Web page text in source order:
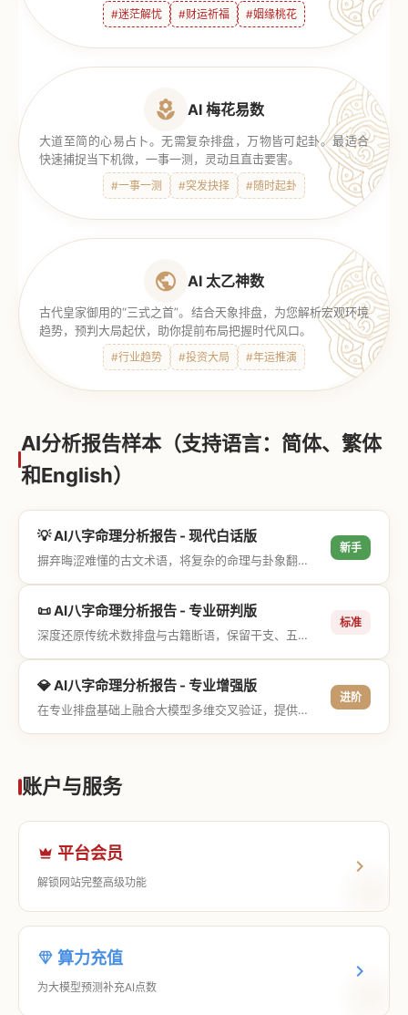
#迷茫解忧 #财运祈福 #姻缘桃花
AI 梅花易数
大道至简的心易占卜。无需复杂排盘，万物皆可起卦。最适合
快速捕捉当下机微，一事一测，灵动且直击要害。
#一事一测 #突发抉择 #随时起卦
AI 太乙神数
古代皇家御用的“三式之首”。结合天象排盘，为您解析宏观环境
趋势，预判大局起伏，助你提前布局把握时代风口。
#行业趋势 #投资大局 #年运推演
AI分析报告样本（支持语言：简体、繁体
和English）
💡 AI八字命理分析报告 - 现代白话版
摒弃晦涩难懂的古文术语，将复杂的命理与卦象翻译成通俗易懂的现代大白话，直击结果与生活建议，零门槛轻松阅读。
新手
📜 AI八字命理分析报告 - 专业研判版
深度还原传统术数排盘与古籍断语，保留干支、五行与神煞等专业术语，适合追求严谨考证与具备易学基础的用户。
标准
💎 AI八字命理分析报告 - 专业增强版
在专业排盘基础上融合大模型多维交叉验证，提供更详尽的流年推演、应期运筹、象意深度剖析，以及全方位的运筹决策指导。
进阶
账户与服务
平台会员
解锁网站完整高级功能
算力充值
为大模型预测补充AI点数